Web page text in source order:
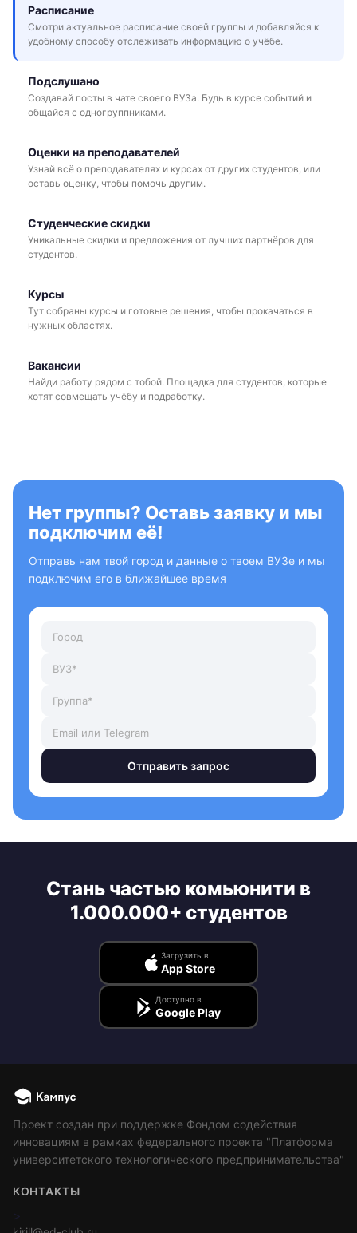
Расписание
Смотри актуальное расписание своей группы и добавляйся к
удобному способу отслеживать информацию о учёбе.
Подслушано
Создавай посты в чате своего ВУЗа. Будь в курсе событий и
общайся с одногруппниками.
Оценки на преподавателей
Узнай всё о преподавателях и курсах от других студентов, или
оставь оценку, чтобы помочь другим.
Студенческие скидки
Уникальные скидки и предложения от лучших партнёров для
студентов.
Курсы
Тут собраны курсы и готовые решения, чтобы прокачаться в
нужных областях.
Вакансии
Найди работу рядом с тобой. Площадка для студентов, которые
хотят совмещать учёбу и подработку.
Нет группы? Оставь заявку и мы
подключим её!
Отправь нам твой город и данные о твоем ВУЗе и мы
подключим его в ближайшее время
Отправить запрос
Стань частью комьюнити в
1.000.000+ студентов
Загрузить в
App Store
Доступно в
Google Play
Проект создан при поддержке Фондом содействия
инновациям в рамках федерального проекта "Платформа
университетского технологического предпринимательства"
КОНТАКТЫ
>